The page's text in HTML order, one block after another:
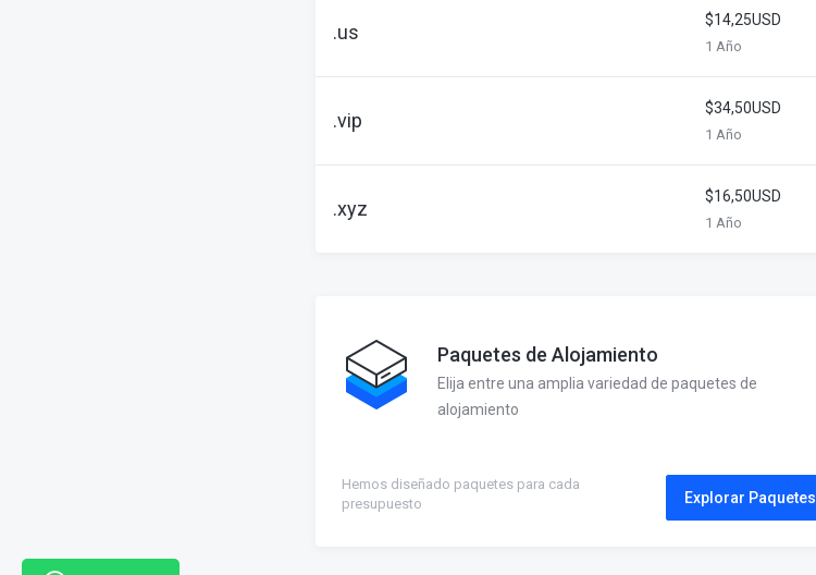
.us
$14,25USD
1 Año
.vip
$34,50USD
1 Año
.xyz
$16,50USD
1 Año
Paquetes de Alojamiento
Elija entre una amplia variedad de paquetes de
alojamiento
Hemos diseñado paquetes para cada
presupuesto
Explorar Paquetes